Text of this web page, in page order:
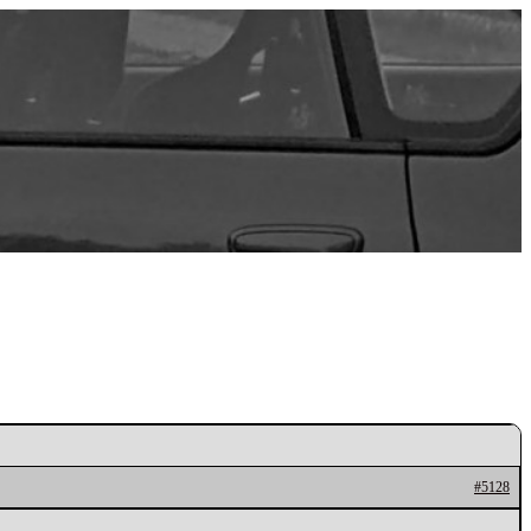
#5128